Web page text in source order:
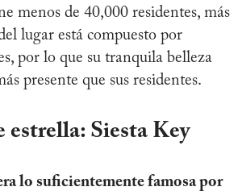
menos de 40,000 residentes, más
lugar está compuesto por
por lo que su tranquila belleza
presente que sus residentes.
estrella: Siesta Key
lo suficientemente famosa por